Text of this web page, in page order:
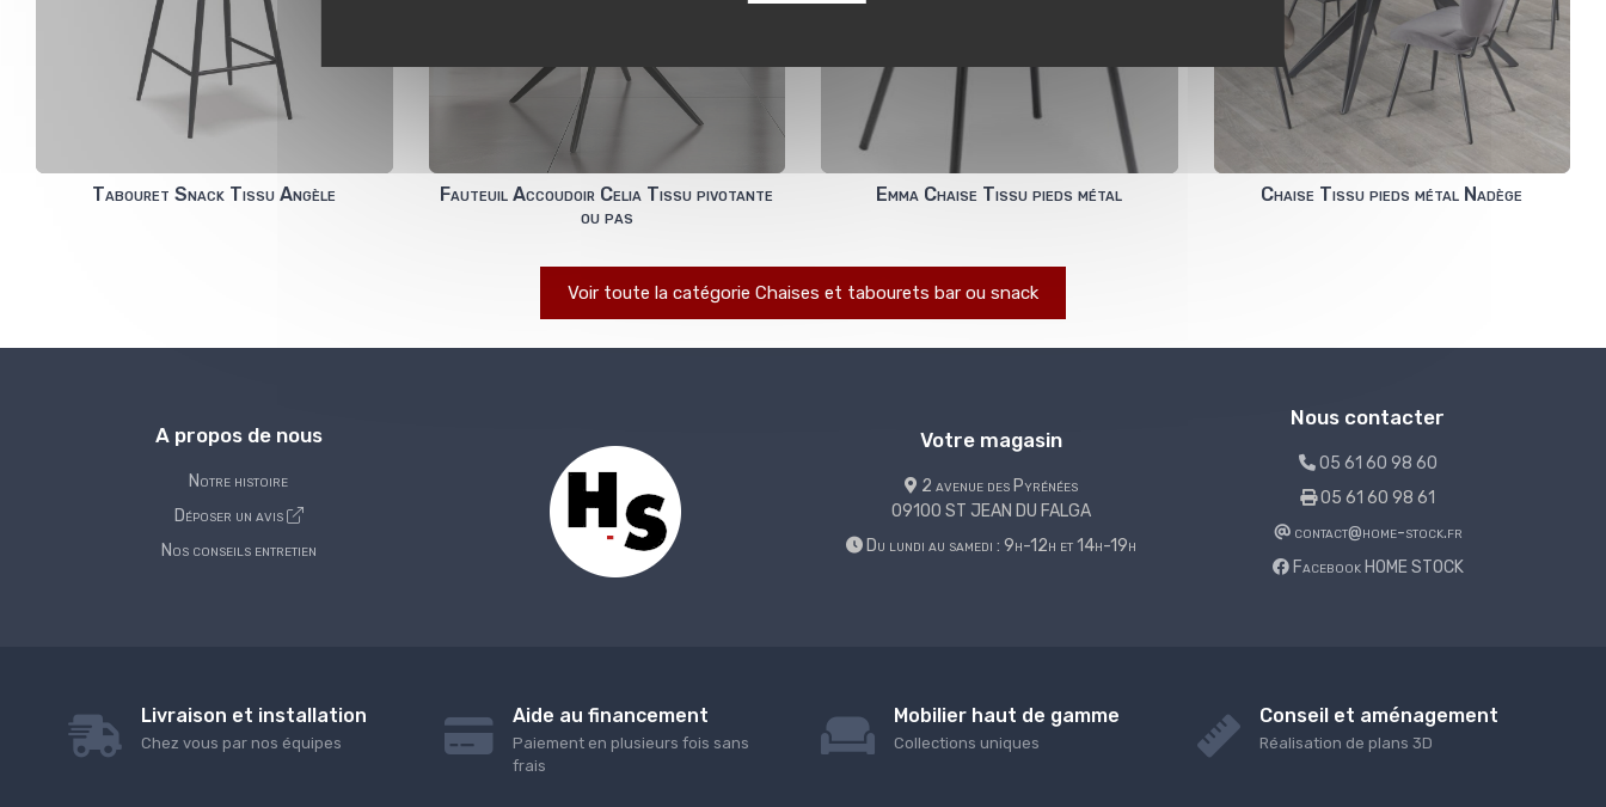
Tabouret Snack Tissu Angèle
Fauteuil Accoudoir Celia Tissu pivotante
ou pas
Emma Chaise Tissu pieds métal Chaise Tissu pieds métal Nadège
Voir toute la catégorie Chaises et tabourets bar ou snack
A propos de nous
Notre histoire
Déposer un avis
Nos conseils entretien
Votre magasin
2 avenue des Pyrénées
09100 ST JEAN DU FALGA
Du lundi au samedi : 9h-12h et 14h-19h
Nous contacter
05 61 60 98 60
05 61 60 98 61
contact@home-stock.fr
Facebook HOME STOCK
Livraison et installation
Chez vous par nos équipes
Aide au financement
Paiement en plusieurs fois sans
frais
Mobilier haut de gamme
Collections uniques
Conseil et aménagement
Réalisation de plans 3D